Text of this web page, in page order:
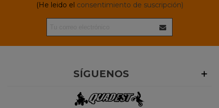
(He leido el consentimiento de suscripción)
SÍGUENOS